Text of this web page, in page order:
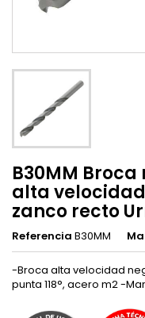
B30MM
alta
zanco recto
Referencia B30MM
-Broca alta velocidad
punta 118°, acero m2 -